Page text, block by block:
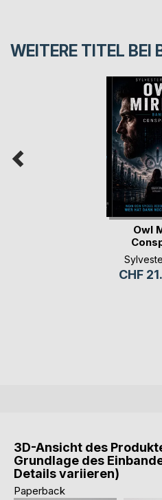
WEITERE TITEL BEI
Owl
CHF
3D-Ansicht des
Grundlage des
Details variieren)
Paperback